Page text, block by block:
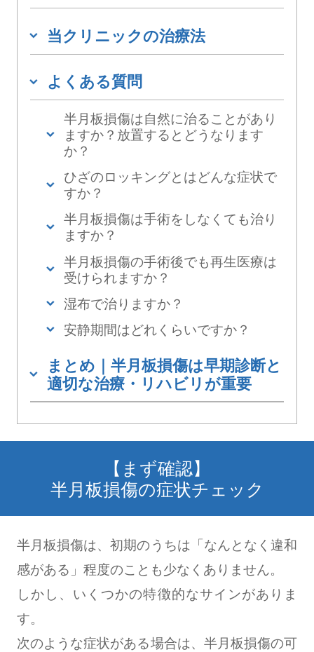
当クリニックの治療法
よくある質問
半月板損傷は自然に治ることがあり
ますか？放置するとどうなります
か？
ひざのロッキングとはどんな症状で
すか？
半月板損傷は手術をしなくても治り
ますか？
半月板損傷の手術後でも再生医療は
受けられますか？
湿布で治りますか？
安静期間はどれくらいですか？
まとめ｜半月板損傷は早期診断と
適切な治療・リハビリが重要
【まず確認】
半月板損傷の症状チェック
半月板損傷は、初期のうちは「なんとなく違和
感がある」程度のことも少なくありません。
しかし、いくつかの特徴的なサインがありま
す。
次のような症状がある場合は、半月板損傷の可